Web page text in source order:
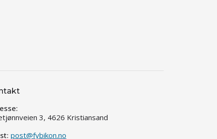
3, 4626 Kristiansand
post@fybikon.no